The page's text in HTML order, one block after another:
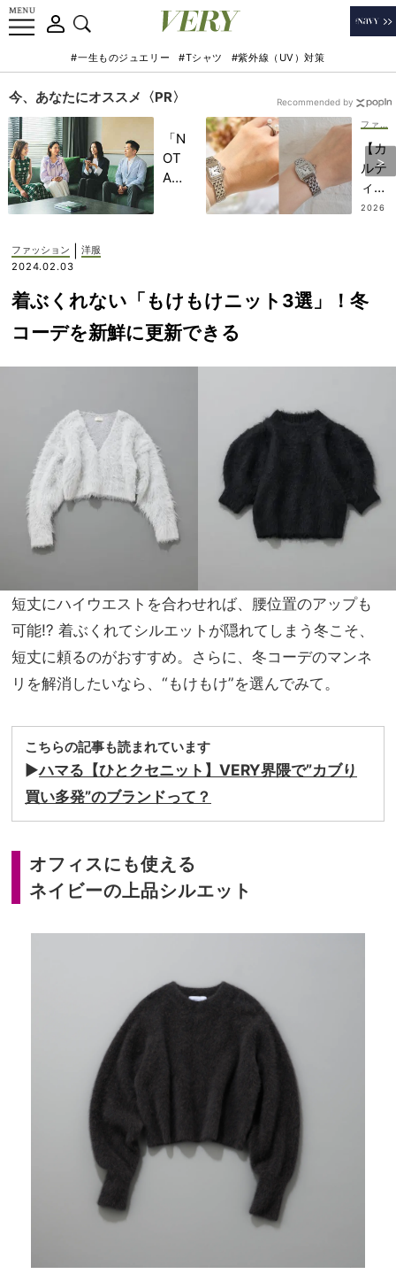
#一生ものジュエリー #Tシャツ #紫外線（UV）対策
今、あなたにオススメ〈PR〉
「N
OT
A
記憶
に一
生残
【極
【カ
ルテ
ィ
エ】
に“
ル”
計が
人
気！
仕事
のご
いに
2026
Recommended by
ファッション
洋服
2024.02.03
着ぶくれない「もけもけニット3選」！冬
コーデを新鮮に更新できる
短丈にハイウエストを合わせれば、腰位置のアップも
可能⁉ 着ぶくれてシルエットが隠れてしまう冬こそ、
短丈に頼るのがおすすめ。さらに、冬コーデのマンネ
リを解消したいなら、“もけもけ”を選んでみて。
こちらの記事も読まれています
▶ハマる【ひとクセニット】VERY界隈で”カブり
買い多発”のブランドって？
オフィスにも使える
ネイビーの上品シルエット